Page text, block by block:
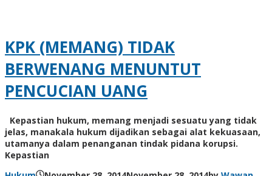
KPK (MEMANG) TIDAK
BERWENANG MENUNTUT
PENCUCIAN UANG
Kepastian hukum, memang menjadi sesuatu yang tidak
jelas, manakala hukum dijadikan sebagai alat kekuasaan,
utamanya dalam penanganan tindak pidana korupsi.
Kepastian